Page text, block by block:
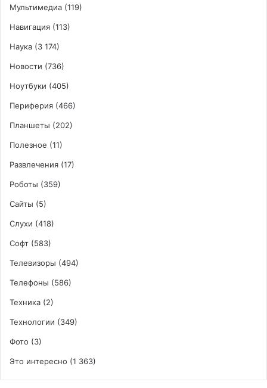
Мультимедиа (119)
Навигация (113)
Наука (3 174)
Новости (736)
Ноутбуки (405)
Периферия (466)
Планшеты (202)
Полезное (11)
Развлечения (17)
Роботы (359)
Сайты (5)
Слухи (418)
Софт (583)
Телевизоры (494)
Телефоны (586)
Техника (2)
Технологии (349)
Фото (3)
Это интересно (1 363)